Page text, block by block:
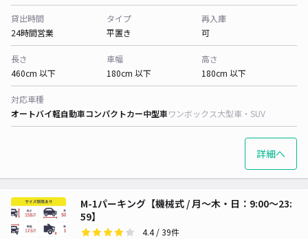
貸出時間
24時間営業
タイプ
平置き
再入庫
可
長さ
460cm 以下
車幅
180cm 以下
高さ
180cm 以下
対応車種
オートバイ軽自動車コンパクトカー中型車ワンボックス大型車・SUV
詳細へ
M-1パーキング【機械式 / 月～木・日：9:00〜23:
59】
4.4/ 39件